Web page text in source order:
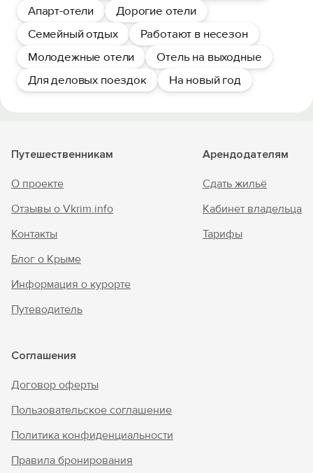
Апарт-отели
Дорогие отели
Семейный отдых
Работают в несезон
Молодежные отели
Отель на выходные
Для деловых поездок
На новый год
Путешественникам
О проекте
Отзывы о Vkrim.info
Контакты
Блог о Крыме
Информация о курорте
Путеводитель
Арендодателям
Сдать жильё
Кабинет владельца
Тарифы
Соглашения
Договор оферты
Пользовательское соглашение
Политика конфиденциальности
Правила бронирования